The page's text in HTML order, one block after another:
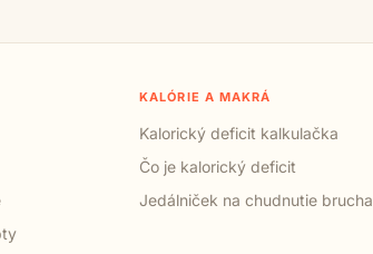
KALÓRIE A MAKRÁ
Kalorický deficit kalkulačka
Čo je kalorický deficit
Jedálniček na chudnutie brucha